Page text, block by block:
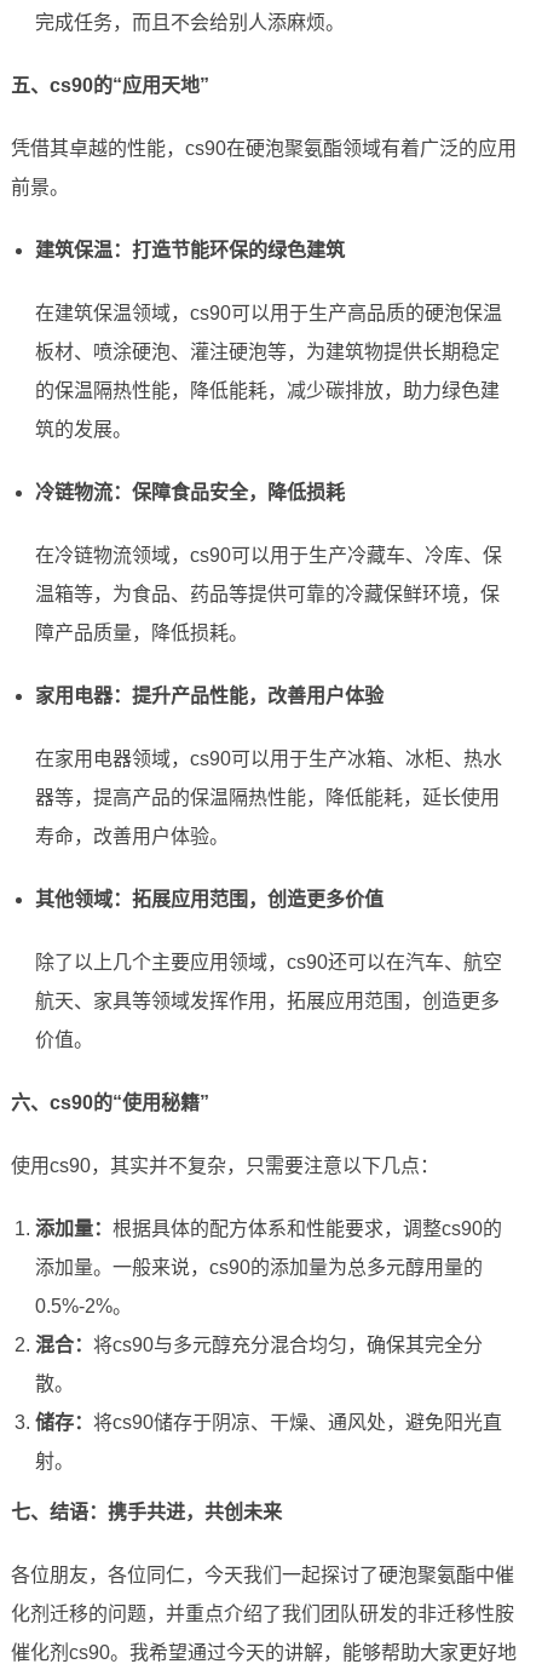
完成任务，而且不会给别人添麻烦。
五、cs90的“应用天地”
凭借其卓越的性能，cs90在硬泡聚氨酯领域有着广泛的应用
前景。
建筑保温：打造节能环保的绿色建筑
在建筑保温领域，cs90可以用于生产高品质的硬泡保温
板材、喷涂硬泡、灌注硬泡等，为建筑物提供长期稳定
的保温隔热性能，降低能耗，减少碳排放，助力绿色建
筑的发展。
冷链物流：保障食品安全，降低损耗
在冷链物流领域，cs90可以用于生产冷藏车、冷库、保
温箱等，为食品、药品等提供可靠的冷藏保鲜环境，保
障产品质量，降低损耗。
家用电器：提升产品性能，改善用户体验
在家用电器领域，cs90可以用于生产冰箱、冰柜、热水
器等，提高产品的保温隔热性能，降低能耗，延长使用
寿命，改善用户体验。
其他领域：拓展应用范围，创造更多价值
除了以上几个主要应用领域，cs90还可以在汽车、航空
航天、家具等领域发挥作用，拓展应用范围，创造更多
价值。
六、cs90的“使用秘籍”
使用cs90，其实并不复杂，只需要注意以下几点：
添加量： 根据具体的配方体系和性能要求，调整cs90的
添加量。一般来说，cs90的添加量为总多元醇用量的
0.5%-2%。
混合： 将cs90与多元醇充分混合均匀，确保其完全分
散。
储存： 将cs90储存于阴凉、干燥、通风处，避免阳光直
射。
七、结语：携手共进，共创未来
各位朋友，各位同仁，今天我们一起探讨了硬泡聚氨酯中催
化剂迁移的问题，并重点介绍了我们团队研发的非迁移性胺
催化剂cs90。我希望通过今天的讲解，能够帮助大家更好地